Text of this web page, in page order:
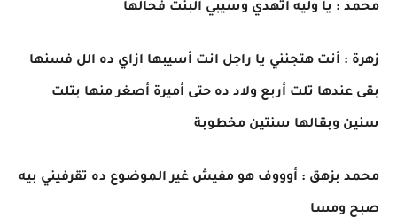
محمد : يا وليه اتهدي وسيبي البنت فحالها
زهرة : أنت هتجنني يا راجل انت أسيبها ازاي ده الل فسنها
بقى عندها تلت أربع ولاد ده حتى أميرة أصغر منها بتلت
سنين وبقالها سنتين مخطوبة
محمد بزهق : أوووف هو مفيش غير الموضوع ده تقرفيني بيه
صبح ومسا